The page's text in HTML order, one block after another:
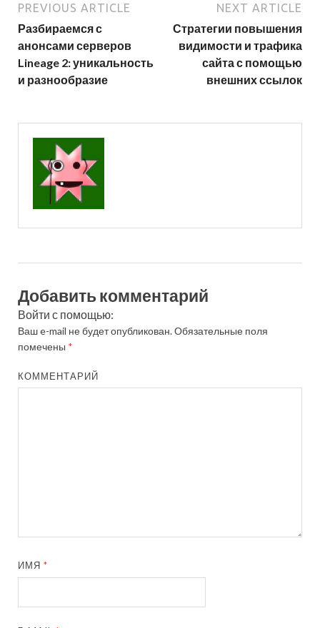
PREVIOUS ARTICLE
Разбираемся с
анонсами серверов
Lineage 2: уникальность
и разнообразие
NEXT ARTICLE
Стратегии повышения
видимости и трафика
сайта с помощью
внешних ссылок
Добавить комментарий
Войти с помощью:
Ваш e-mail не будет опубликован.Обязательные поля
помечены *
КОММЕНТАРИЙ
ИМЯ*